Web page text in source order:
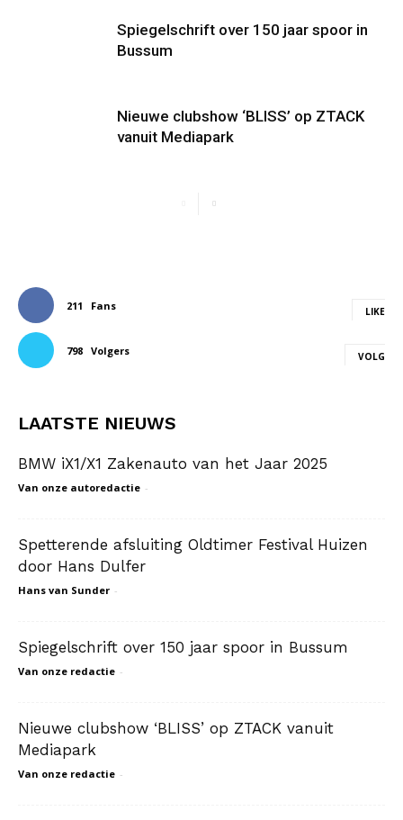
Spiegelschrift over 150 jaar spoor in
Bussum
Nieuwe clubshow ‘BLISS’ op ZTACK
vanuit Mediapark
211 Fans LIKE
798 Volgers VOLG
LAATSTE NIEUWS
BMW iX1/X1 Zakenauto van het Jaar 2025
Van onze autoredactie -
Spetterende afsluiting Oldtimer Festival Huizen
door Hans Dulfer
Hans van Sunder -
Spiegelschrift over 150 jaar spoor in Bussum
Van onze redactie -
Nieuwe clubshow ‘BLISS’ op ZTACK vanuit
Mediapark
Van onze redactie -